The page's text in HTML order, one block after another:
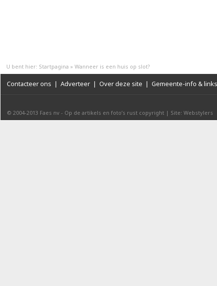
U bent hier: Startpagina » Wanneer is een huis op slot?
Contacteer ons | Adverteer | Over deze site | Gemeente-info & links
© 2004-2013 Faes nv - Op de artikels en foto’s rust copyright | Site: Webstylers